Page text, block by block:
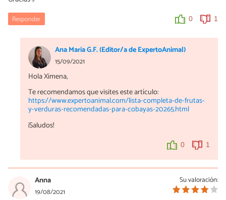
Responder 0 1
Ana Maria G.F. (Editor/a de ExpertoAnimal)
15/09/2021
Hola Ximena,
Te recomendamos que visites este artículo:
https://www.expertoanimal.com/lista-completa-de-frutas-
y-verduras-recomendadas-para-cobayas-20265.html
¡Saludos!
0 1
Su valoración:
Anna
19/08/2021